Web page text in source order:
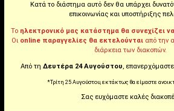
Youtube
Tiktok
NEWSLETTER!
Κατά το διάστημα αυτό δεν θα υπάρχει
επικοινωνίας και υποστήριξης
Το ηλεκτρονικό μας κατάστημα θα συνεχίζει
Οι online παραγγελίες θα εκτελούνται από την
διάρκεια των διακοπών.
Από τη Δευτέρα 24 Αυγούστου,
*Τρίτη 25 Αυγούστου, εκτάκτως θα είμαστε
Σας ευχόμαστε καλές